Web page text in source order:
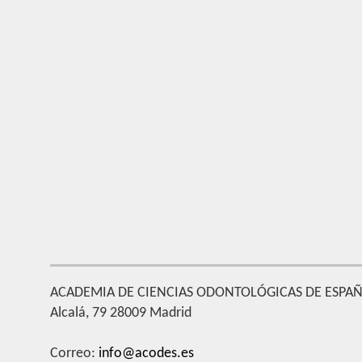
ACADEMIA DE CIENCIAS ODONTOLÓGICAS DE
Alcalá, 79 28009 Madrid
Correo: info@acodes.es